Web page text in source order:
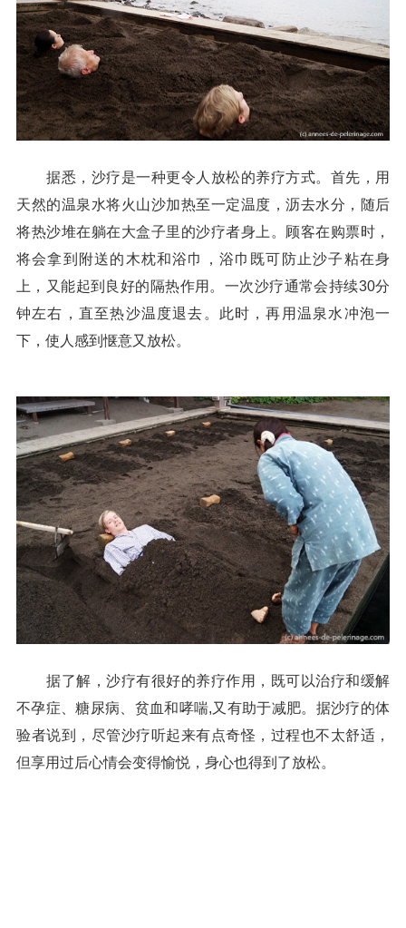
据悉，沙疗是一种更令人放松的养疗方式。首先，用
天然的温泉水将火山沙加热至一定温度，沥去水分，随后
将热沙堆在躺在大盒子里的沙疗者身上。顾客在购票时，
将会拿到附送的木枕和浴巾，浴巾既可防止沙子粘在身
上，又能起到良好的隔热作用。一次沙疗通常会持续30分
钟左右，直至热沙温度退去。此时，再用温泉水冲泡一
下，使人感到惬意又放松。
据了解，沙疗有很好的养疗作用，既可以治疗和缓解
不孕症、糖尿病、贫血和哮喘,又有助于减肥。据沙疗的体
验者说到，尽管沙疗听起来有点奇怪，过程也不太舒适，
但享用过后心情会变得愉悦，身心也得到了放松。